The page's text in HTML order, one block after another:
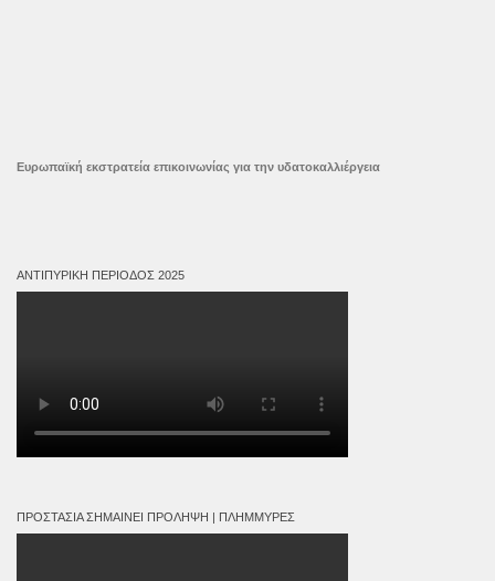
Ευρωπαϊκή εκστρατεία επικοινωνίας για την υδατοκαλλιέργεια
ΑΝΤΙΠΥΡΙΚΉ ΠΕΡΊΟΔΟΣ 2025
ΠΡΟΣΤΑΣΊΑ ΣΗΜΑΊΝΕΙ ΠΡΌΛΗΨΗ | ΠΛΗΜΜΎΡΕΣ